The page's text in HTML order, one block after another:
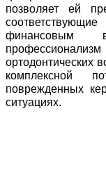
позволяет ей
финансовым
ортодонтических
комплексной
поврежденных
ситуациях.